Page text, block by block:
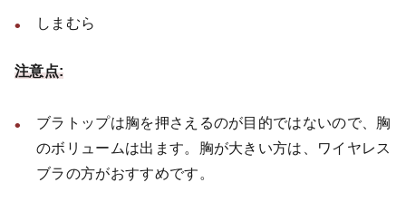
しまむら
注意点:
ブラトップは胸を押さえるのが目的ではないので、胸
のボリュームは出ます。胸が大きい方は、ワイヤレス
ブラの方がおすすめです。